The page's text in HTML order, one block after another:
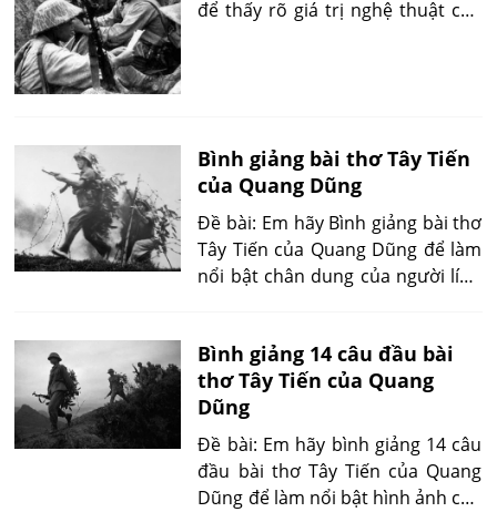
để thấy rõ giá trị nghệ thuật của
Bình giảng bài thơ Tây Tiến
của Quang Dũng
Đề bài: Em hãy Bình giảng bài thơ
Tây Tiến của Quang Dũng để làm
nổi bật chân dung của người lính
thanh bình nhưng cũng thật hùng
vĩ.
Bình giảng 14 câu đầu bài
thơ Tây Tiến của Quang
Dũng
Đề bài: Em hãy bình giảng 14 câu
đầu bài thơ Tây Tiến của Quang
Dũng để làm nổi bật hình ảnh của